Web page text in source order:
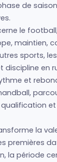
de
le
maintien,
sports,
discipline en
et
et
la
premières
la période